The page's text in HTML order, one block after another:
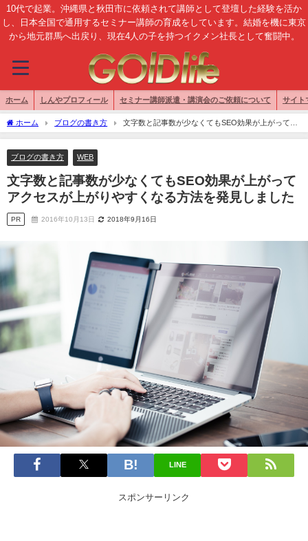
10代で起業。沖縄県と秋田市に依頼されて講師として登壇した経験を活か
し、日本全国で通用するセミナー講師の育成をしています。結婚を機に東京
から地元群馬へ出戻り、現在4人の子を持つイクメン社長として奮闘中。
ホーム しんやプロフィール セミナー講師派遣・講演会のご依頼について サイト
ホーム ブログの書き方
文字数と記事数が少なくてもSEO効果が上がってア
クセスが上がりやすくなる方法を発見しました
ブログの書き方 WEB
文字数と記事数が少なくてもSEO効果が上がって
アクセスが上がりやすくなる方法を発見しました
PR 2016年10月13日 2018年9月16日
LINE
スポンサーリンク